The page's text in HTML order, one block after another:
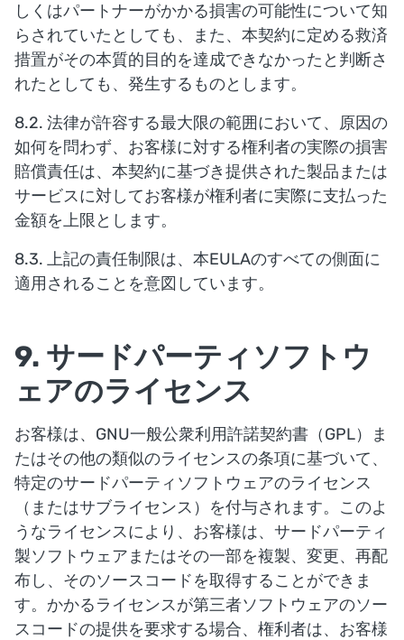
しくはパートナーがかかる損害の可能性について知
らされていたとしても、また、本契約に定める救済
措置がその本質的目的を達成できなかったと判断さ
れたとしても、発生するものとします。
8.2. 法律が許容する最大限の範囲において、原因の
如何を問わず、お客様に対する権利者の実際の損害
賠償責任は、本契約に基づき提供された製品または
サービスに対してお客様が権利者に実際に支払った
金額を上限とします。
8.3. 上記の責任制限は、本EULAのすべての側面に
適用されることを意図しています。
9. サードパーティソフトウ
ェアのライセンス
お客様は、GNU一般公衆利用許諾契約書（GPL）ま
たはその他の類似のライセンスの条項に基づいて、
特定のサードパーティソフトウェアのライセンス
（またはサブライセンス）を付与されます。このよ
うなライセンスにより、お客様は、サードパーティ
製ソフトウェアまたはその一部を複製、変更、再配
布し、そのソースコードを取得することができま
す。かかるライセンスが第三者ソフトウェアのソー
スコードの提供を要求する場合、権利者は、お客様